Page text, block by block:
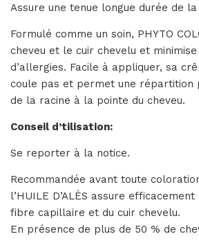
Assure une tenue longue durée de la
Formulé comme un soin, PHYTO
cheveu et le cuir chevelu et
d’allergies. Facile à appliquer, sa
coule pas et permet une répartition
de la racine à la pointe du cheveu.
Conseil d’tilisation:
Se reporter à la notice.
Recommandée avant toute
l’HUILE D’ALÈS assure
fibre capillaire et du cuir chevelu.
En présence de plus de 50 % de